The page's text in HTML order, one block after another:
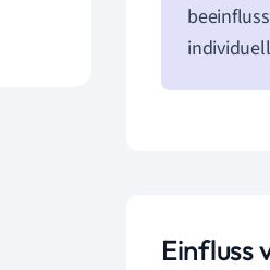
Einfluss